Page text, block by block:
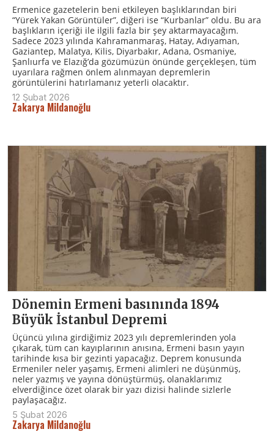
Ermenice gazetelerin beni etkileyen başlıklarından biri
“Yürek Yakan Görüntüler”, diğeri ise “Kurbanlar” oldu. Bu ara
başlıkların içeriği ile ilgili fazla bir şey aktarmayacağım.
Sadece 2023 yılında Kahramanmaraş, Hatay, Adıyaman,
Gaziantep, Malatya, Kilis, Diyarbakır, Adana, Osmaniye,
Şanlıurfa ve Elazığ’da gözümüzün önünde gerçekleşen, tüm
uyarılara rağmen önlem alınmayan depremlerin
görüntülerini hatırlamanız yeterli olacaktır.
12 Şubat 2026
Zakarya Mildanoğlu
Dönemin Ermeni basınında 1894
Büyük İstanbul Depremi
Üçüncü yılına girdiğimiz 2023 yılı depremlerinden yola
çıkarak, tüm can kayıplarının anısına, Ermeni basın yayın
tarihinde kısa bir gezinti yapacağız. Deprem konusunda
Ermeniler neler yaşamış, Ermeni alimleri ne düşünmüş,
neler yazmış ve yayına dönüştürmüş, olanaklarımız
elverdiğince özet olarak bir yazı dizisi halinde sizlerle
paylaşacağız.
5 Şubat 2026
Zakarya Mildanoğlu